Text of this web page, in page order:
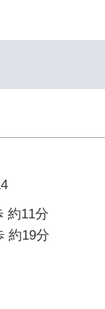
約11分
約19分